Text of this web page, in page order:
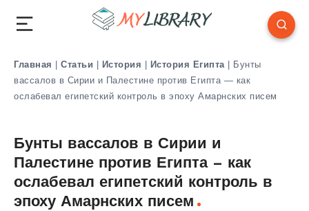
Главная | Статьи | История | История Египта | Бунты
вассалов в Сирии и Палестине против Египта — как
ослабевал египетский контроль в эпоху Амарнских писем
Бунты вассалов в Сирии и
Палестине против Египта — как
ослабевал египетский контроль в
эпоху Амарнских писем